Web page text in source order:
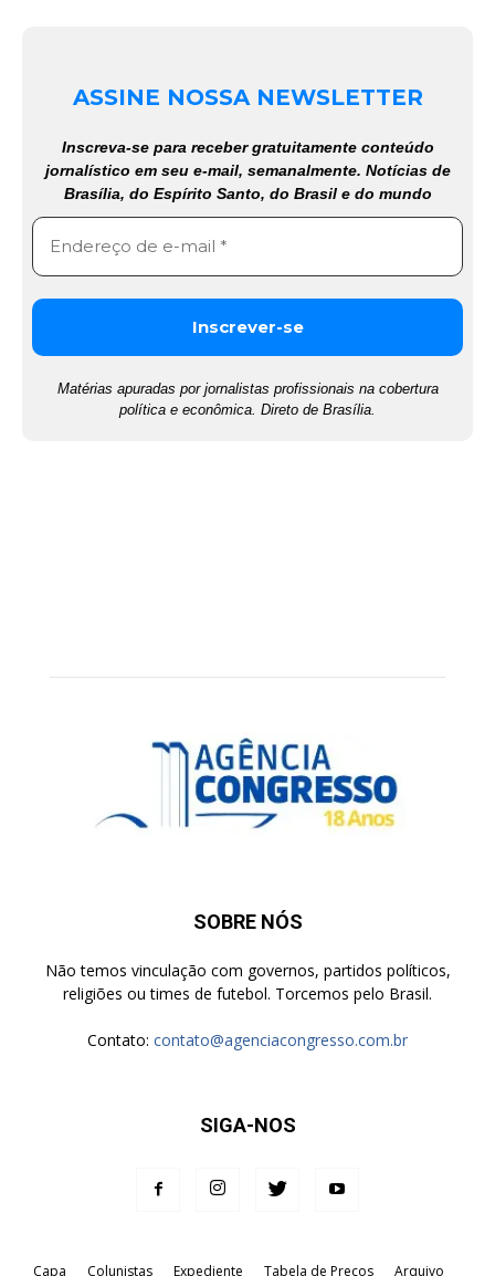
ASSINE NOSSA NEWSLETTER
Inscreva-se para receber gratuitamente conteúdo
jornalístico em seu e-mail, semanalmente. Notícias de
Brasília, do Espírito Santo, do Brasil e do mundo
Matérias apuradas por jornalistas profissionais na cobertura
política e econômica. Direto de Brasília.
SOBRE NÓS
Não temos vinculação com governos, partidos políticos,
religiões ou times de futebol. Torcemos pelo Brasil.
Contato: contato@agenciacongresso.com.br
SIGA-NOS
Capa Colunistas Expediente Tabela de Preços Arquivo